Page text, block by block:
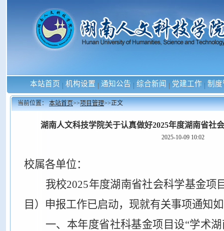
本站首页 | 机构设置 | 通知公告 | 综合新闻 | 党建工作 | 制度
当前位置：本站首页>>项目管理>>正文
湖南人文科技学院关于认真做好2025年度湖南省社
2025-10-09 10:02
校属各单位：
我校2025年度湖南省社会科学基金项
目）申报工作已启动，现就有关事项通知
一、 本年度省社科基金项目设“学术